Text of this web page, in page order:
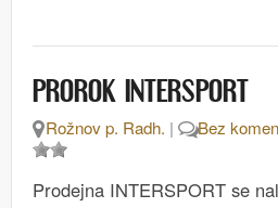
PROROK INTERSPORT
Rožnov p. Radh. | Bez
Prodejna INTERSPORT se